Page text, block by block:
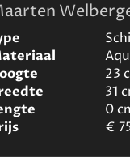
23
31
0
€